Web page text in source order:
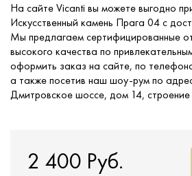
На сайте Vicanti вы можете выгодно
Искусственный камень Прага 04 с
Мы предлагаем сертифицированные
высокого качества по
оформить заказ на сайте, по
а также посетив наш шоу-рум по
Дмитровское шоссе, дом 14, строение
2 400 Руб.